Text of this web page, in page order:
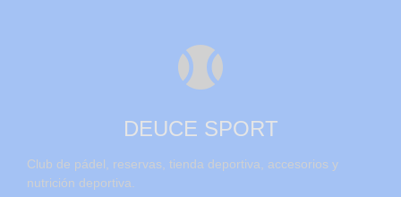

DEUCE SPORT
Club de pádel, reservas, tienda deportiva, accesorios y
nutrición deportiva.